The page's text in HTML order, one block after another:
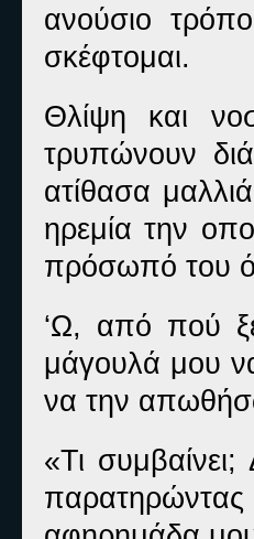
ανούσιο
σκέφτομαι.
Θλίψη και
τρυπώνουν
ατίθασα
ηρεμία την
πρόσωπό του
‘Ω, από πού
μάγουλά μου
να την
«Τι
παρατηρώντας